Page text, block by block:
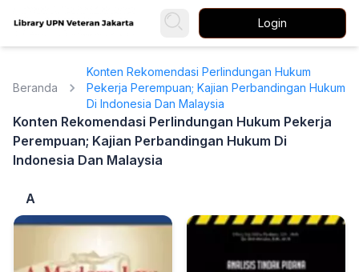
Login
Beranda
Konten Rekomendasi Perlindungan Hukum
Pekerja Perempuan; Kajian Perbandingan Hukum
Di Indonesia Dan Malaysia
Konten Rekomendasi Perlindungan Hukum Pekerja
Perempuan; Kajian Perbandingan Hukum Di
Indonesia Dan Malaysia
A